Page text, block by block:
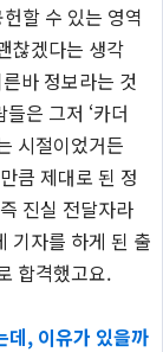
할 수 있는 영역
찮겠다는 생각
바 정보라는 것
은 그저 ‘카더
시절이었거든
큼 제대로 된 정
진실 전달자라
기자를 하게 된 출
합격했고요.
데, 이유가 있을까